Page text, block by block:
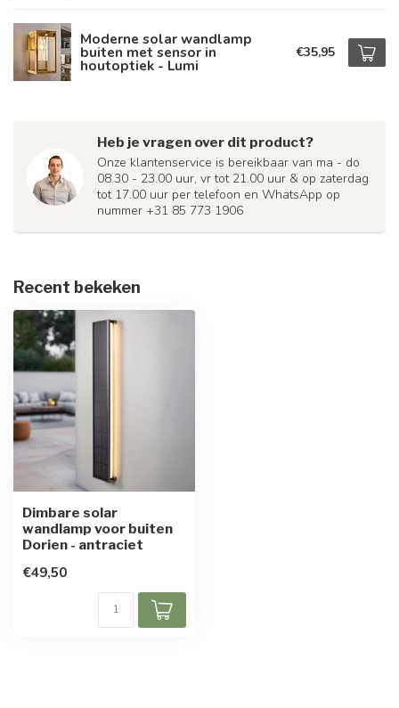
Moderne solar wandlamp
buiten met sensor in
houtoptiek - Lumi
€35,95
Heb je vragen over dit product?
Onze klantenservice is bereikbaar van ma - do
08.30 - 23.00 uur, vr tot 21.00 uur & op zaterdag
tot 17.00 uur per telefoon en WhatsApp op
nummer +31 85 773 1906
Recent bekeken
Dimbare solar
wandlamp voor buiten
Dorien - antraciet
€49,50